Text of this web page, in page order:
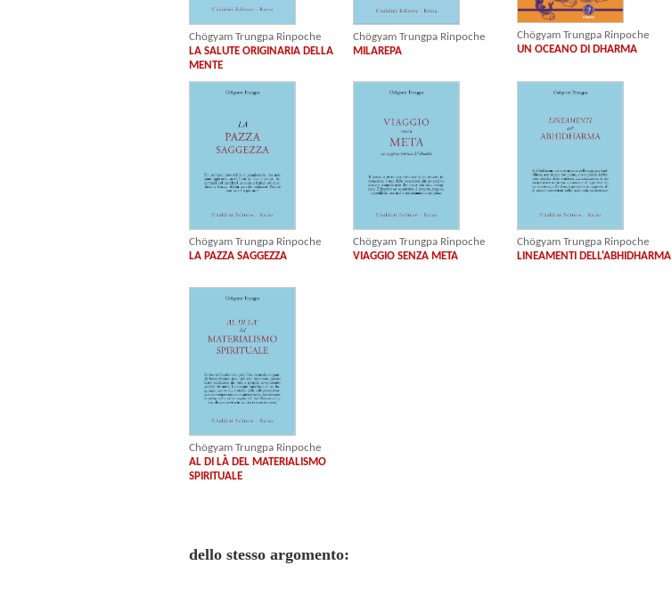
Chögyam Trungpa Rinpoche
LA SALUTE ORIGINARIA DELLA
MENTE
Chögyam Trungpa Rinpoche
MILAREPA
Chögyam Trungpa Rinpoche
UN OCEANO DI DHARMA
Chögyam Trungpa Rinpoche
LA PAZZA SAGGEZZA
Chögyam Trungpa Rinpoche
VIAGGIO SENZA META
Chögyam Trungpa Rinpoche
LINEAMENTI DELL'ABHIDHARMA
Chögyam Trungpa Rinpoche
AL DI LÀ DEL MATERIALISMO
SPIRITUALE
dello stesso argomento: